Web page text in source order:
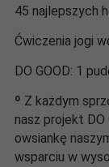
45 najlepszych
Ćwiczenia jogi
DO GOOD: 1
º Z każdym
nasz projekt DO
owsiankę
wsparciu w